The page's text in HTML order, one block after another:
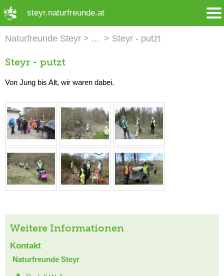
steyr.naturfreunde.at
Naturfreunde Steyr Steyr - putzt
Steyr - putzt
Von Jung bis Alt, wir waren dabei.
Weitere Informationen
Kontakt
Naturfreunde Steyr